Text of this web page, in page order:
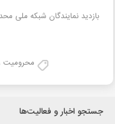
بازدید نمایندگان شبکه ملی
محرومیت
جستجو اخبار و فعالیت‌ها